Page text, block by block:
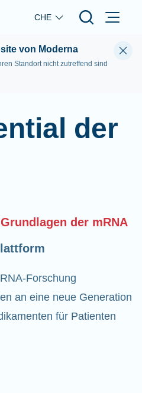
Skip to main content
CHE
von Moderna
Standort nicht zutreffend sind
der
der mRNA
Forschung
an eine neue Generation
für Patienten